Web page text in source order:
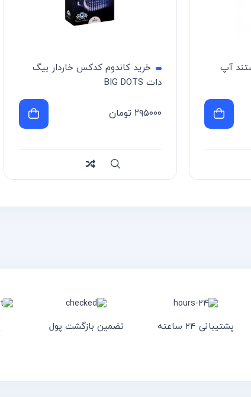
خرید کاندوم کدکس خاردار بیگ
۲۹۵۰۰۰
خرید
۲۹۵۰۰۰
پشتیبانی ۲۴ ساعته تضمین بازگشت پول